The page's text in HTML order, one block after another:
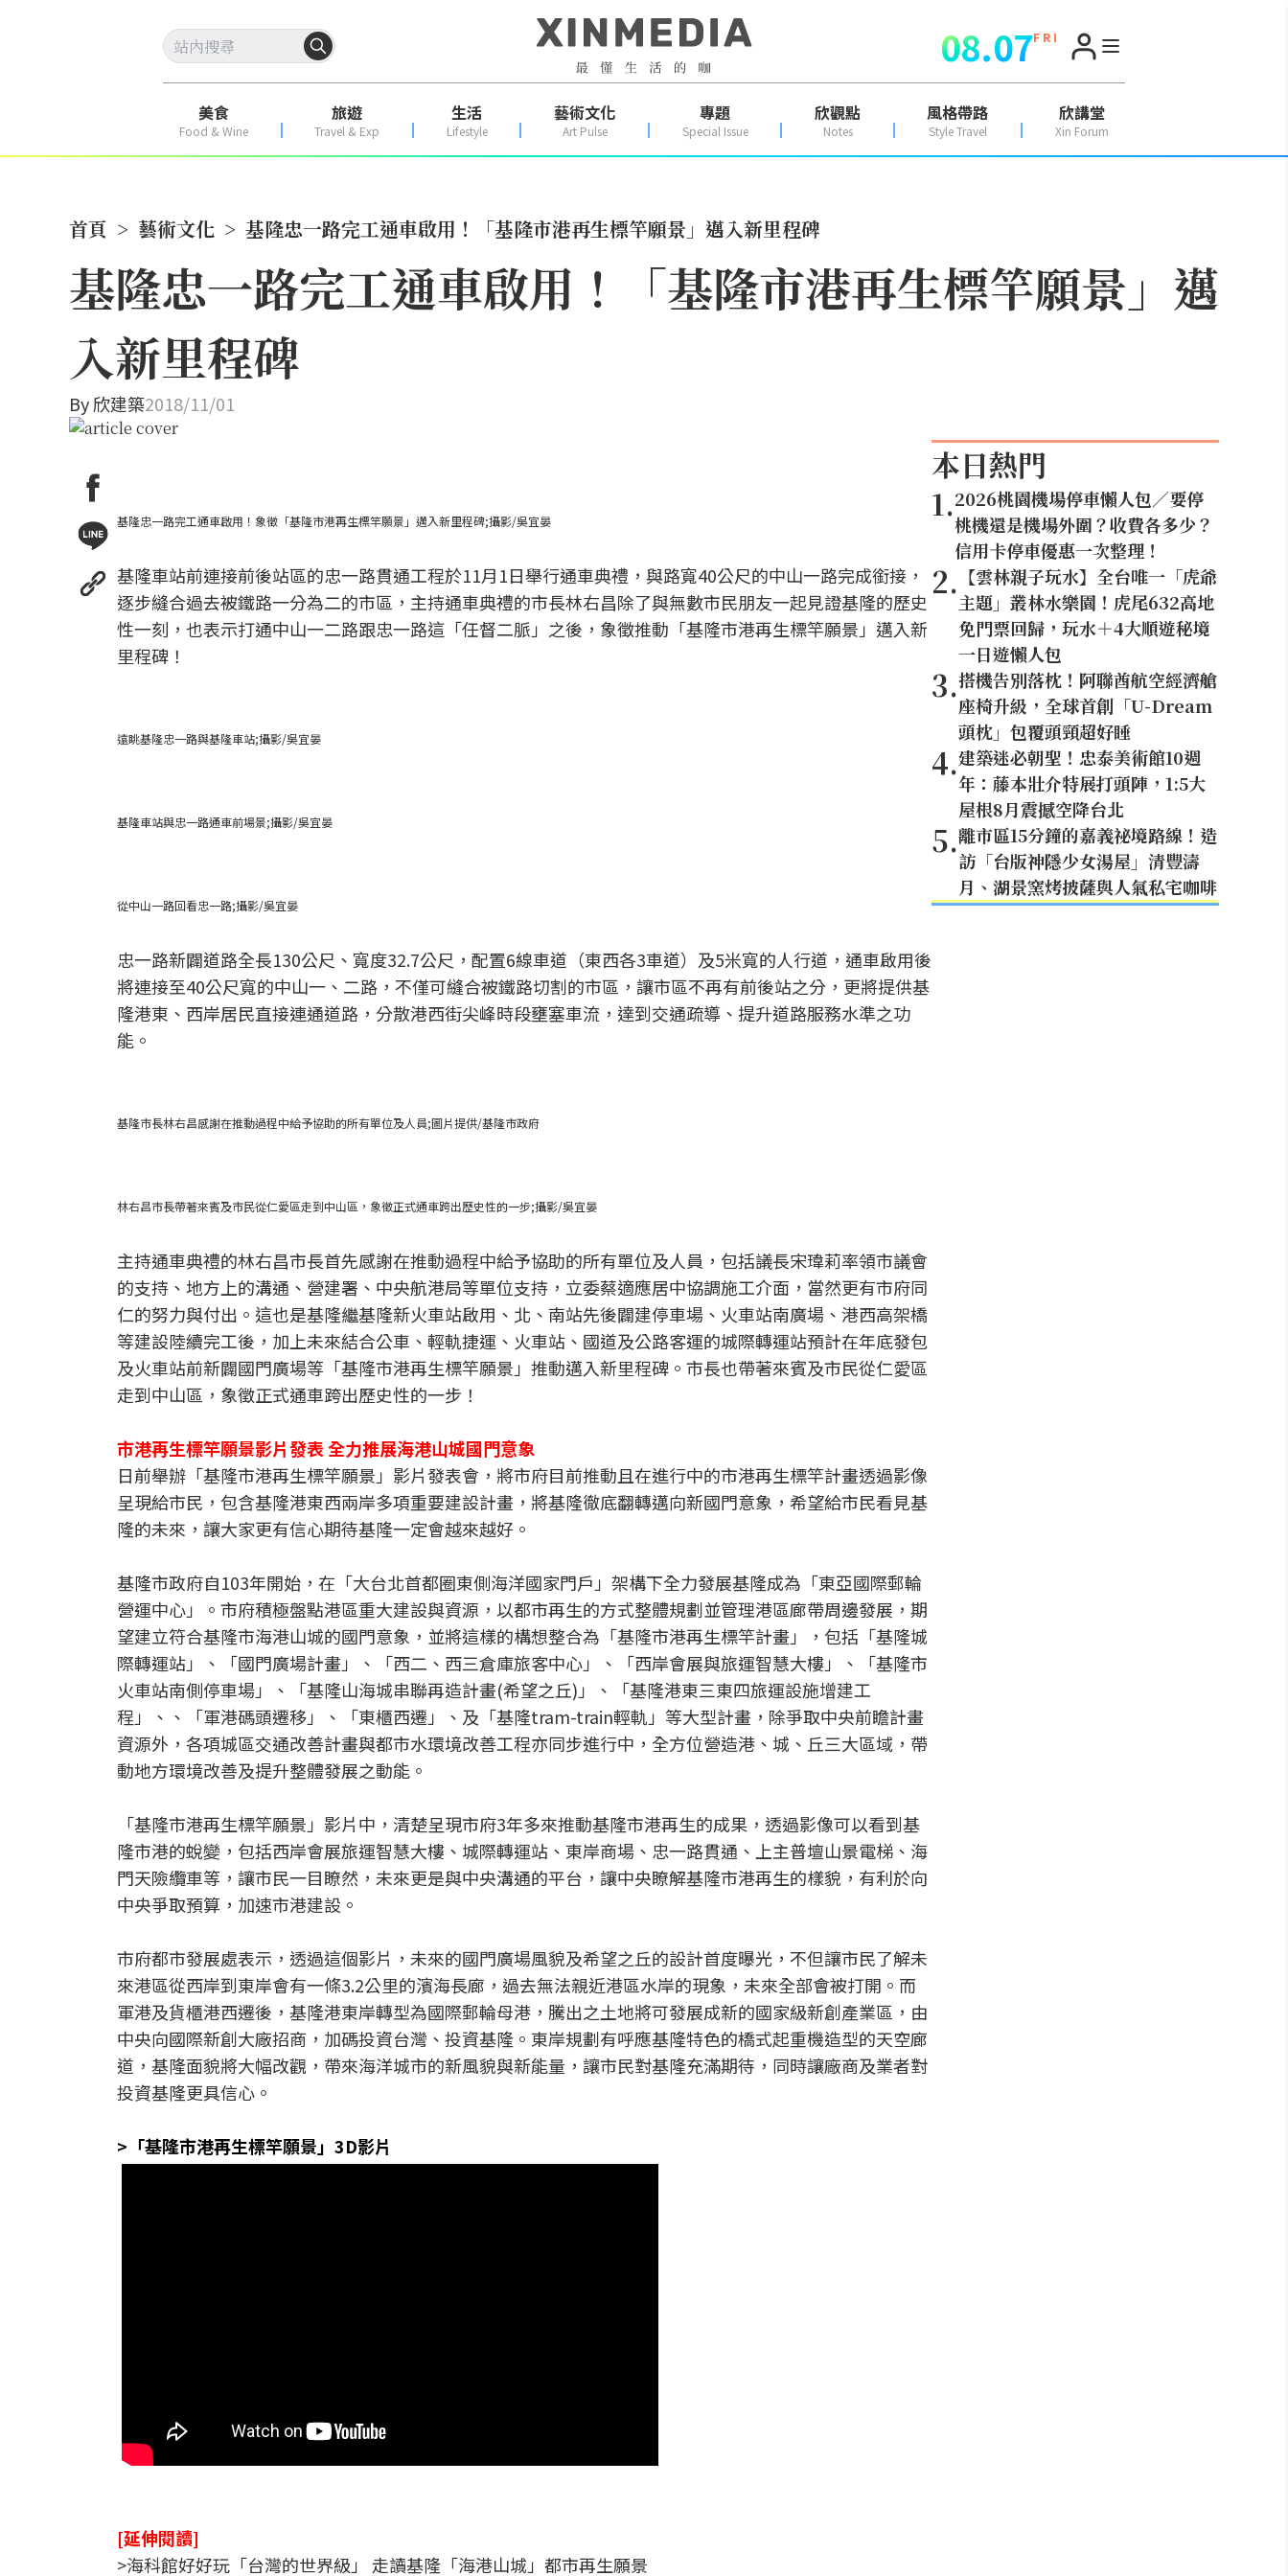
08.07F R I
美食
Food & Wine
旅遊
Travel & Exp
生活
Lifestyle
藝術文化
Art Pulse
專題
Special Issue
欣觀點
Notes
風格帶路
Style Travel
欣講堂
Xin Forum
首頁 > 藝術文化 > 基隆忠一路完工通車啟用！「基隆市港再生標竿願景」邁入新里程碑
基隆忠一路完工通車啟用！「基隆市港再生標竿願景」邁
入新里程碑
By欣建築2018/11/01
基隆忠一路完工通車啟用！象徵「基隆市港再生標竿願景」邁入新里程碑;攝影/吳宜晏
基隆車站前連接前後站區的忠一路貫通工程於11月1日舉行通車典禮，與路寬40公尺的中山一路完成銜接，
逐步縫合過去被鐵路一分為二的市區，主持通車典禮的市長林右昌除了與無數市民朋友一起見證基隆的歷史
性一刻，也表示打通中山一二路跟忠一路這「任督二脈」之後，象徵推動「基隆市港再生標竿願景」邁入新
里程碑！
遠眺基隆忠一路與基隆車站;攝影/吳宜晏
基隆車站與忠一路通車前場景;攝影/吳宜晏
從中山一路回看忠一路;攝影/吳宜晏
忠一路新闢道路全長130公尺、寬度32.7公尺，配置6線車道（東西各3車道）及5米寬的人行道，通車啟用後
將連接至40公尺寬的中山一、二路，不僅可縫合被鐵路切割的市區，讓市區不再有前後站之分，更將提供基
隆港東、西岸居民直接連通道路，分散港西街尖峰時段壅塞車流，達到交通疏導、提升道路服務水準之功
能。
基隆市長林右昌感謝在推動過程中給予協助的所有單位及人員;圖片提供/基隆市政府
林右昌市長帶著來賓及市民從仁愛區走到中山區，象徵正式通車跨出歷史性的一步;攝影/吳宜晏
主持通車典禮的林右昌市長首先感謝在推動過程中給予協助的所有單位及人員，包括議長宋瑋莉率領市議會
的支持、地方上的溝通、營建署、中央航港局等單位支持，立委蔡適應居中協調施工介面，當然更有市府同
仁的努力與付出。這也是基隆繼基隆新火車站啟用、北、南站先後闢建停車場、火車站南廣場、港西高架橋
等建設陸續完工後，加上未來結合公車、輕軌捷運、火車站、國道及公路客運的城際轉運站預計在年底發包
及火車站前新闢國門廣場等「基隆市港再生標竿願景」推動邁入新里程碑。市長也帶著來賓及市民從仁愛區
走到中山區，象徵正式通車跨出歷史性的一步！
市港再生標竿願景影片發表 全力推展海港山城國門意象
日前舉辦「基隆市港再生標竿願景」影片發表會，將市府目前推動且在進行中的市港再生標竿計畫透過影像
呈現給市民，包含基隆港東西兩岸多項重要建設計畫，將基隆徹底翻轉邁向新國門意象，希望給市民看見基
隆的未來，讓大家更有信心期待基隆一定會越來越好。
基隆市政府自103年開始，在「大台北首都圈東側海洋國家門戶」架構下全力發展基隆成為「東亞國際郵輪
營運中心」。市府積極盤點港區重大建設與資源，以都市再生的方式整體規劃並管理港區廊帶周邊發展，期
望建立符合基隆市海港山城的國門意象，並將這樣的構想整合為「基隆市港再生標竿計畫」，包括「基隆城
際轉運站」、「國門廣場計畫」、「西二、西三倉庫旅客中心」、「西岸會展與旅運智慧大樓」、「基隆市
火車站南側停車場」、「基隆山海城串聯再造計畫(希望之丘)」、「基隆港東三東四旅運設施增建工
程」、、「軍港碼頭遷移」、「東櫃西遷」、及「基隆tram-train輕軌」等大型計畫，除爭取中央前瞻計畫
資源外，各項城區交通改善計畫與都市水環境改善工程亦同步進行中，全方位營造港、城、丘三大區域，帶
動地方環境改善及提升整體發展之動能。
「基隆市港再生標竿願景」影片中，清楚呈現市府3年多來推動基隆市港再生的成果，透過影像可以看到基
隆市港的蛻變，包括西岸會展旅運智慧大樓、城際轉運站、東岸商場、忠一路貫通、上主普壇山景電梯、海
門天險纜車等，讓市民一目瞭然，未來更是與中央溝通的平台，讓中央瞭解基隆市港再生的樣貌，有利於向
中央爭取預算，加速市港建設。
市府都市發展處表示，透過這個影片，未來的國門廣場風貌及希望之丘的設計首度曝光，不但讓市民了解未
來港區從西岸到東岸會有一條3.2公里的濱海長廊，過去無法親近港區水岸的現象，未來全部會被打開。而
軍港及貨櫃港西遷後，基隆港東岸轉型為國際郵輪母港，騰出之土地將可發展成新的國家級新創產業區，由
中央向國際新創大廠招商，加碼投資台灣、投資基隆。東岸規劃有呼應基隆特色的橋式起重機造型的天空廊
道，基隆面貌將大幅改觀，帶來海洋城市的新風貌與新能量，讓市民對基隆充滿期待，同時讓廠商及業者對
投資基隆更具信心。
>「基隆市港再生標竿願景」3D影片
[延伸閱讀]
>海科館好好玩「台灣的世界級」 走讀基隆「海港山城」都市再生願景
本日熱門
1.2026桃園機場停車懶人包／要停
桃機還是機場外圍？收費各多少？
信用卡停車優惠一次整理！
2. 【雲林親子玩水】全台唯一「虎爺
主題」叢林水樂園！虎尾632高地
免門票回歸，玩水＋4大順遊秘境
一日遊懶人包
3.搭機告別落枕！阿聯酋航空經濟艙
座椅升級，全球首創「U-Dream
頭枕」包覆頭頸超好睡
4.建築迷必朝聖！忠泰美術館10週
年：藤本壯介特展打頭陣，1:5大
屋根8月震撼空降台北
5.離市區15分鐘的嘉義祕境路線！造
訪「台版神隱少女湯屋」清豐濤
月、湖景窯烤披薩與人氣私宅咖啡